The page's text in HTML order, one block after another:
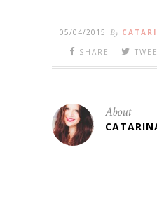
05/04/2015 By
SHARE
About